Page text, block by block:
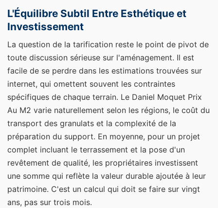
L'Équilibre Subtil Entre Esthétique et
Investissement
La question de la tarification reste le point de pivot de
toute discussion sérieuse sur l'aménagement. Il est
facile de se perdre dans les estimations trouvées sur
internet, qui omettent souvent les contraintes
spécifiques de chaque terrain. Le Daniel Moquet Prix
Au M2 varie naturellement selon les régions, le coût du
transport des granulats et la complexité de la
préparation du support. En moyenne, pour un projet
complet incluant le terrassement et la pose d'un
revêtement de qualité, les propriétaires investissent
une somme qui reflète la valeur durable ajoutée à leur
patrimoine. C'est un calcul qui doit se faire sur vingt
ans, pas sur trois mois.